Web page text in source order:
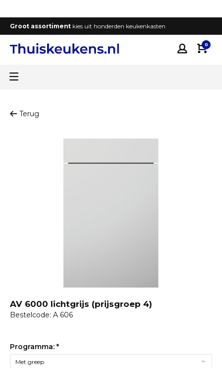
Groot assortiment kies uit honderden keukenkasten
0
Terug
AV 6000 lichtgrijs (prijsgroep 4)
Bestelcode: A 606
Programma: *